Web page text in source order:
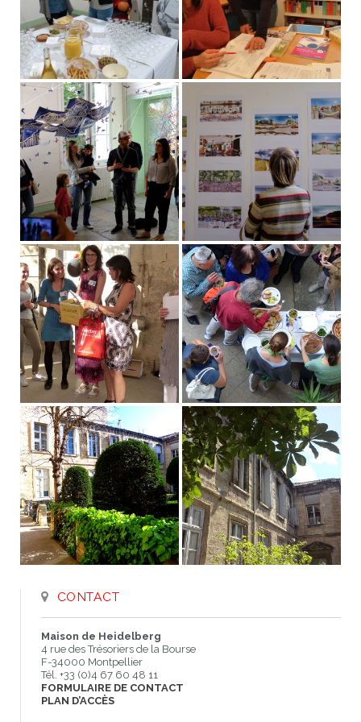
CONTACT
Maison de Heidelberg
4 rue des Trésoriers de la Bourse
F-34000 Montpellier
Tél. +33 (0)4 67 60 48 11
FORMULAIRE DE CONTACT
PLAN D’ACCÈS